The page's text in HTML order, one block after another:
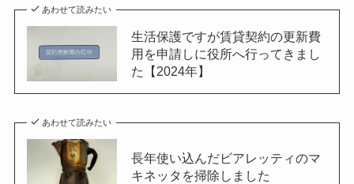
あわせて読みたい
生活保護ですが賃貸契約の更新費
用を申請しに役所へ行ってきまし
た【2024年】
あわせて読みたい
長年使い込んだビアレッティのマ
キネッタを掃除しました